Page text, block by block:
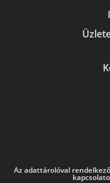
Az adattárolóval